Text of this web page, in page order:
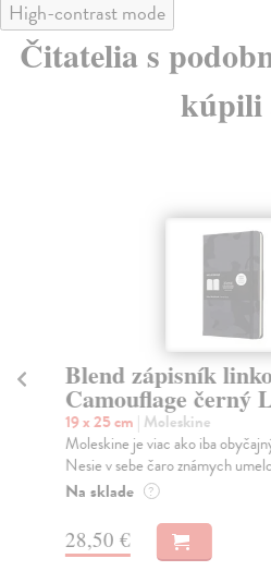
High-contrast mode
Čitatelia s
kúpili
Blend zápisník
Camouflage černý
19 x 25 cm | Moleskine
Moleskine je viac ako iba
Nesie v sebe čaro známych
Na sklade ?
28,50 €